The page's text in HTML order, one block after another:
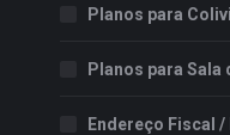
Planos para
Planos para Sala
Endereço Fiscal